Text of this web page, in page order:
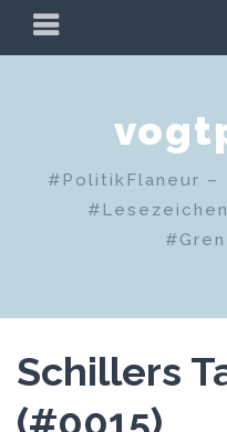
Zum
PRIMÄRES
MENÜ
#PolitikFlaneur –
Schillers
(#0015)